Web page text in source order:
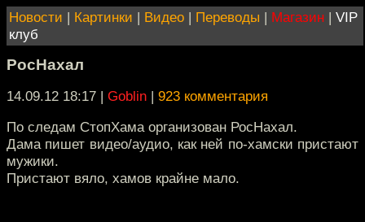
Новости | Картинки | Видео | Переводы | Магазин | VIP
клуб
РосНахал
14.09.12 18:17 | Goblin | 923 комментария
По следам СтопХама организован РосНахал.
Дама пишет видео/аудио, как ней по-хамски пристают
мужики.
Пристают вяло, хамов крайне мало.